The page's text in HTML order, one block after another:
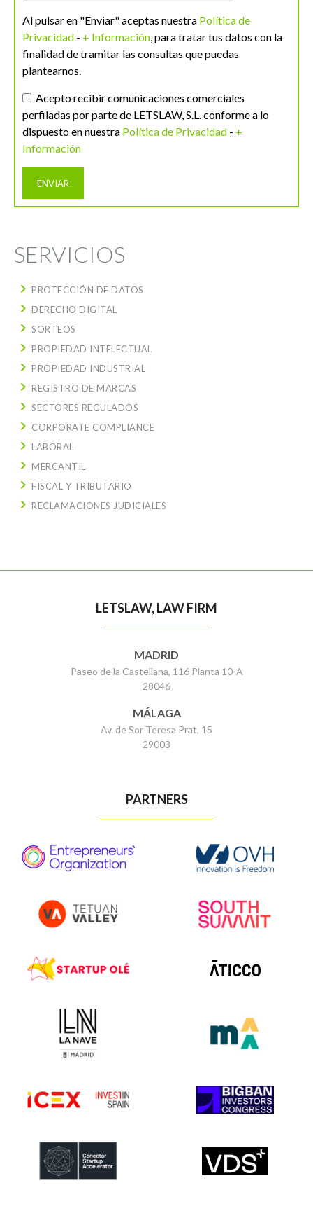
Al pulsar en "Enviar" aceptas nuestra Política de
Privacidad - + Información, para tratar tus datos con la
finalidad de tramitar las consultas que puedas
plantearnos.
Acepto recibir comunicaciones comerciales
perfiladas por parte de LETSLAW, S.L. conforme a lo
dispuesto en nuestra Política de Privacidad - +
Información
SERVICIOS
PROTECCIÓN DE DATOS
DERECHO DIGITAL
SORTEOS
PROPIEDAD INTELECTUAL
PROPIEDAD INDUSTRIAL
REGISTRO DE MARCAS
SECTORES REGULADOS
CORPORATE COMPLIANCE
LABORAL
MERCANTIL
FISCAL Y TRIBUTARIO
RECLAMACIONES JUDICIALES
LETSLAW, LAW FIRM
MADRID
Paseo de la Castellana, 116 Planta 10-A
28046
MÁLAGA
Av. de Sor Teresa Prat, 15
29003
PARTNERS